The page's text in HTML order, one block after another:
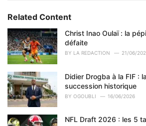
e
o
r
i
e
:
Related Content
Christ Inao Oulaï : la
défaite
BY LA REDACTION 21/06/
Didier Drogba à la FIF :
succession historique
BY OGOUBLI 16/06/2026
NFL Draft 2026 : les 5